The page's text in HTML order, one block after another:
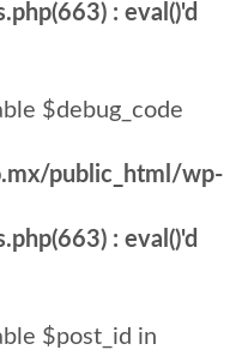
: eval()'d
$debug_code
public_html/wp-
: eval()'d
$post_id in